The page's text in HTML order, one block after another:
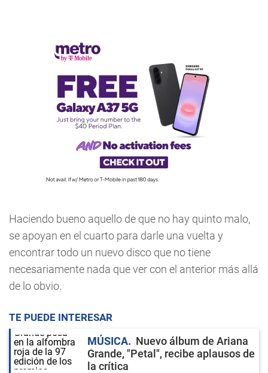
Haciendo bueno aquello de que no hay quinto malo,
se apoyan en el cuarto para darle una vuelta y
encontrar todo un nuevo disco que no tiene
necesariamente nada que ver con el anterior más allá
de lo obvio.
TE PUEDE INTERESAR
MÚSICA
Nuevo álbum de Ariana
Grande, "Petal", recibe aplausos de
la crítica